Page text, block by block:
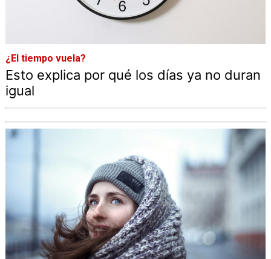
¿El tiempo vuela?
Esto explica por qué los días ya no duran
igual